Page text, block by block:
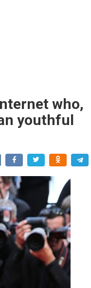
who,
youthful